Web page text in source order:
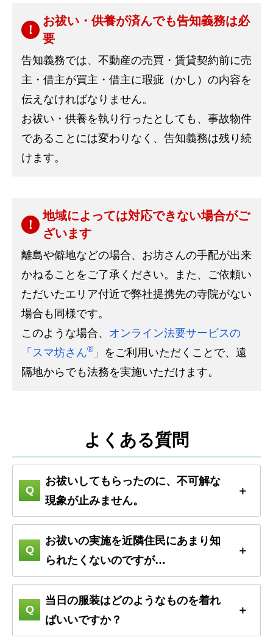
お祓い・供養が済んでも告知義務は必
要
告知義務では、不動産の売買・賃貸契約前に売
主・借主が買主・借主に瑕疵（かし）の内容を
伝えなければなりません。
お祓い・供養を執り行ったとしても、事故物件
であることには変わりなく、告知義務は残り続
けます。
地域によっては対応できない場合がご
ざいます
離島や僻地などの場合、お坊さんの手配が出来
かねることをご了承ください。また、ご依頼い
ただいたエリア付近で弊社提携先の寺院がない
場合も同様です。
このような場合、 オンライン法要サービスの
「スマ坊さん® 」 をご利用いただくことで、遠
隔地からでも法務を実施いただけます。
よくある質問
お祓いしてもらったのに、不可解な
現象が止みません。
お祓いの実施を近隣住民にあまり知
られたくないのですが…
当日の服装はどのようなものを着れ
ばいいですか？